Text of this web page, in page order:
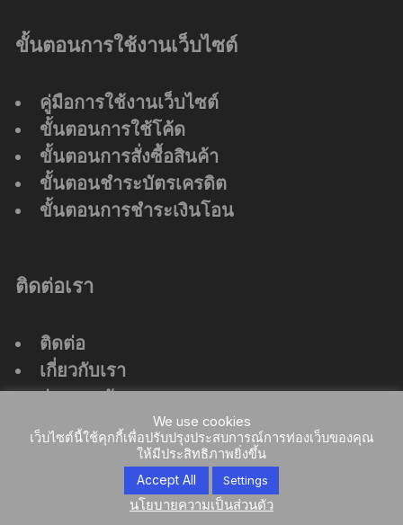
ขั้นตอนการใช้งานเว็บไซต์
คู่มือการใช้งานเว็บไซต์
ขั้นตอนการใช้โค้ด
ขั้นตอนการสั่งซื้อสินค้า
ขั้นตอนชำระบัตรเครดิต
ขั้นตอนการชำระเงินโอน
ติดต่อเรา
ติดต่อ
เกี่ยวกับเรา
ร่วมงานกับเรา
ที่ตั้งสำนักงานใหญ่
Orchid Store Theme byThemebeez
We use cookies
เว็บไซต์นี้ใช้คุกกี้เพื่อปรับปรุงประสบการณ์การท่องเว็บของคุณ
ให้มีประสิทธิภาพยิ่งขึ้น
Accept All Settings
นโยบายความเป็นส่วนตัว